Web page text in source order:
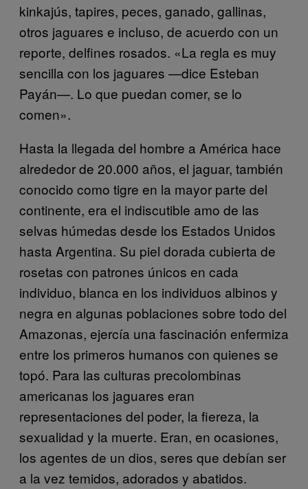
kinkajús, tapires, peces, ganado, gallinas,
otros jaguares e incluso, de acuerdo con un
reporte, delfines rosados. «La regla es muy
sencilla con los jaguares —dice Esteban
Payán—. Lo que puedan comer, se lo
comen».
Hasta la llegada del hombre a América hace
alrededor de 20.000 años, el jaguar, también
conocido como tigre en la mayor parte del
continente, era el indiscutible amo de las
selvas húmedas desde los Estados Unidos
hasta Argentina. Su piel dorada cubierta de
rosetas con patrones únicos en cada
individuo, blanca en los individuos albinos y
negra en algunas poblaciones sobre todo del
Amazonas, ejercía una fascinación enfermiza
entre los primeros humanos con quienes se
topó. Para las culturas precolombinas
americanas los jaguares eran
representaciones del poder, la fiereza, la
sexualidad y la muerte. Eran, en ocasiones,
los agentes de un dios, seres que debían ser
a la vez temidos, adorados y abatidos.